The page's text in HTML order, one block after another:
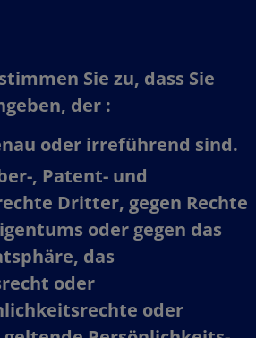
Sie zu, dass Sie
der :​
oder irreführend sind.​
, Patent- und
Dritter, gegen Rechte
oder gegen das
das
oder
oder